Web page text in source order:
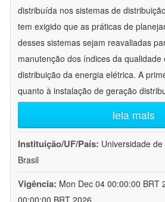
distribuída nos sistemas de
tem exigido que as práticas de
desses sistemas sejam reavaliadas
manutenção dos índices da qualidade
distribuição da energia elétrica. A
quanto à instalação de geração
leia mais
Instituição/UF/País: Universidade
Brasil
Vigência: Mon Dec 04 00:00:00 BRT